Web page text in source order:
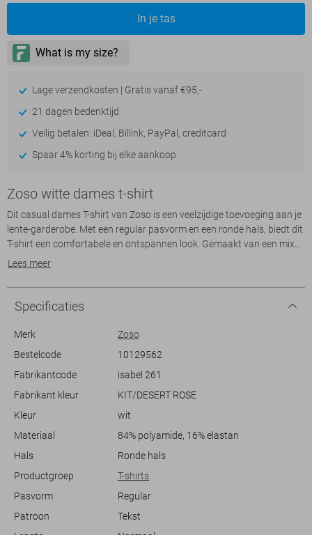
In je tas
Lage verzendkosten | Gratis vanaf €95,-
21 dagen bedenktijd
Veilig betalen: iDeal, Billink, PayPal, creditcard
Spaar 4% korting bij elke aankoop
Zoso witte dames t-shirt
Dit casual dames T-shirt van Zoso is een veelzijdige toevoeging aan je
lente-garderobe. Met een regular pasvorm en een ronde hals, biedt dit
T-shirt een comfortabele en ontspannen look. Gemaakt van een mix
van 84% polyamide en 16% elastan, voelt de stof zacht aan en biedt
shirt onderscheidt zich met de tekst "The Luxury of Time" op de
voorzijde, wat een subtiel, maar stijlvol accent toevoegt aan de
eenvoudige witte basis.
perfect voor diverse gelegenheden. Bij een casual lunch met vrienden
of een ontspannen dagje thuis, je kunt het eenvoudig combineren met
een paar jeans of een luchtige rok voor een moeiteloos chique
favoriete broek te dragen. Met dit T-shirt van Zoso kies je voor een
tijdloze stijl met een moderne twist die het hele seizoen door gedragen
Lees meer
Specificaties
Merk
Zoso
Bestelcode
10129562
Fabrikantcode
isabel 261
Fabrikant kleur
KIT/DESERT ROSE
Kleur
wit
Materiaal
84% polyamide, 16% elastan
Hals
Ronde hals
Productgroep
T-shirts
Pasvorm
Regular
Patroon
Tekst